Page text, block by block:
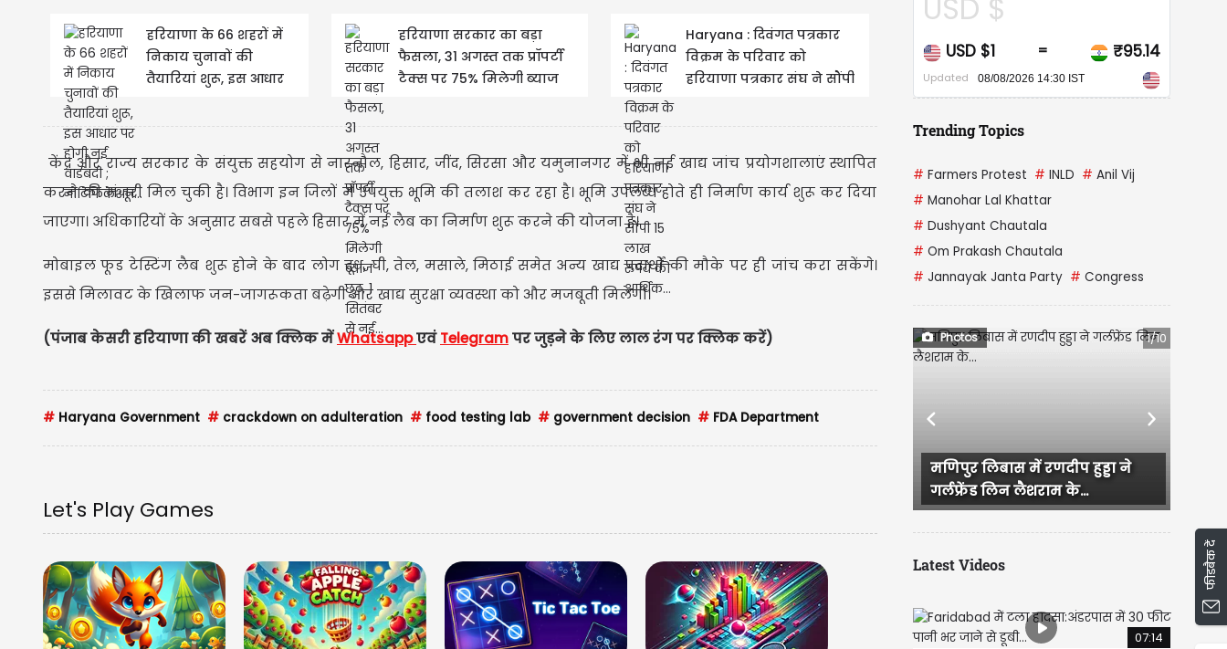
हरियाणा के 66 शहरों में
निकाय चुनावों की
तैयारियां शुरू, इस आधार
हरियाणा सरकार का बड़ा
फैसला, 31 अगस्त तक प्रॉपर्टी
टैक्स पर 75% मिलेगी ब्याज
Haryana : दिवंगत पत्रकार
विक्रम के परिवार को
हरियाणा पत्रकार संघ ने सौंपी
केंद्र और राज्य सरकार के संयुक्त सहयोग से नारनौल, हिसार, जींद, सिरसा और यमुनानगर में भी नई खाद्य जांच प्रयोगशालाएं स्थापित
करने की मंजूरी मिल चुकी है। विभाग इन जिलों में उपयुक्त भूमि की तलाश कर रहा है। भूमि उपलब्ध होते ही निर्माण कार्य शुरू कर दिया
जाएगा। अधिकारियों के अनुसार सबसे पहले हिसार में नई लैब का निर्माण शुरू करने की योजना है।
मोबाइल फूड टेस्टिंग लैब शुरू होने के बाद लोग दूध, घी, तेल, मसाले, मिठाई समेत अन्य खाद्य पदार्थों की मौके पर ही जांच करा सकेंगे।
इससे मिलावट के खिलाफ जन-जागरूकता बढ़ेगी और खाद्य सुरक्षा व्यवस्था को और मजबूती मिलेगी।
(पंजाब केसरी हरियाणा की खबरें अब क्लिक मेंWhatsappएवंTelegramपर जुड़ने के लिए लाल रंग पर क्लिक करें)
# Haryana Government # crackdown on adulteration # food testing lab # government decision # FDA Department
Let's Play Games
USD $1 ₹95.14
Updated 08/08/2026 14:30 IST
CAD $1 =
Updated 08/08/2026 14:30 IST
Trending Topics
# Farmers Protest # INLD # Anil Vij
# Manohar Lal Khattar
# Dushyant Chautala
# Om Prakash Chautala
# Jannayak Janta Party # Congress
Photos 1/10
मणिपुर लिबास में रणदीप हुड्डा ने
गर्लफ्रेंड लिन लैशराम के...
राजस्थान में हुई भव्य
IAS परी की सगाई, दादी और...
Previous Next
Latest Videos
07:14
फीडबैक दें